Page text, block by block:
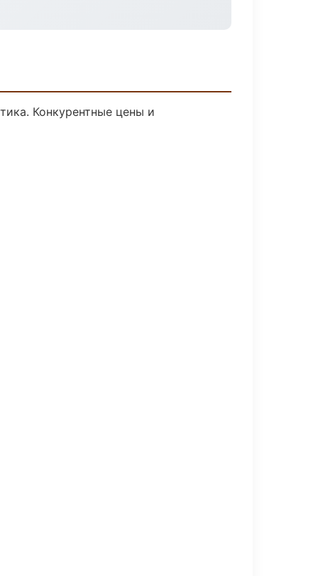
Конкурентные цены и